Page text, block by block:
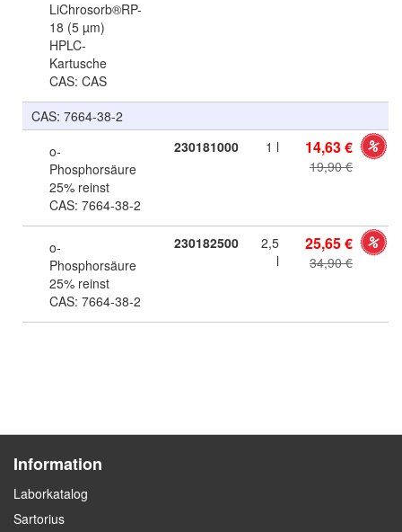
LiChrosorb®RP-
18 (5 µm)
HPLC-
Kartusche
CAS: CAS
CAS: 7664-38-2
o-
Phosphorsäure
25% reinst
CAS: 7664-38-2
230181000 1 l Sonderangebot
14,63 €
19,90 €
o-
Phosphorsäure
25% reinst
CAS: 7664-38-2
230182500
2,5
l
Sonderangebot
25,65 €
34,90 €
Information
Laborkatalog
Sartorius